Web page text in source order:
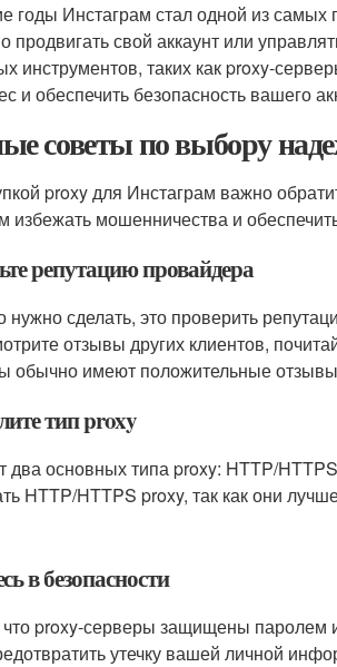
годы Инстаграм стал одной из
продвигать свой аккаунт или
инструментов, таких как proxy-
и обеспечить безопасность вашего
советы по выбору
proxy для Инстаграм важно
избежать мошенничества и
репутацию провайдера
нужно сделать, это проверить
отзывы других клиентов,
обычно имеют положительные
тип proxy
два основных типа proxy: HTTP/
HTTP/HTTPS proxy, так как они
в безопасности
что proxy-серверы защищены
утечку вашей личной